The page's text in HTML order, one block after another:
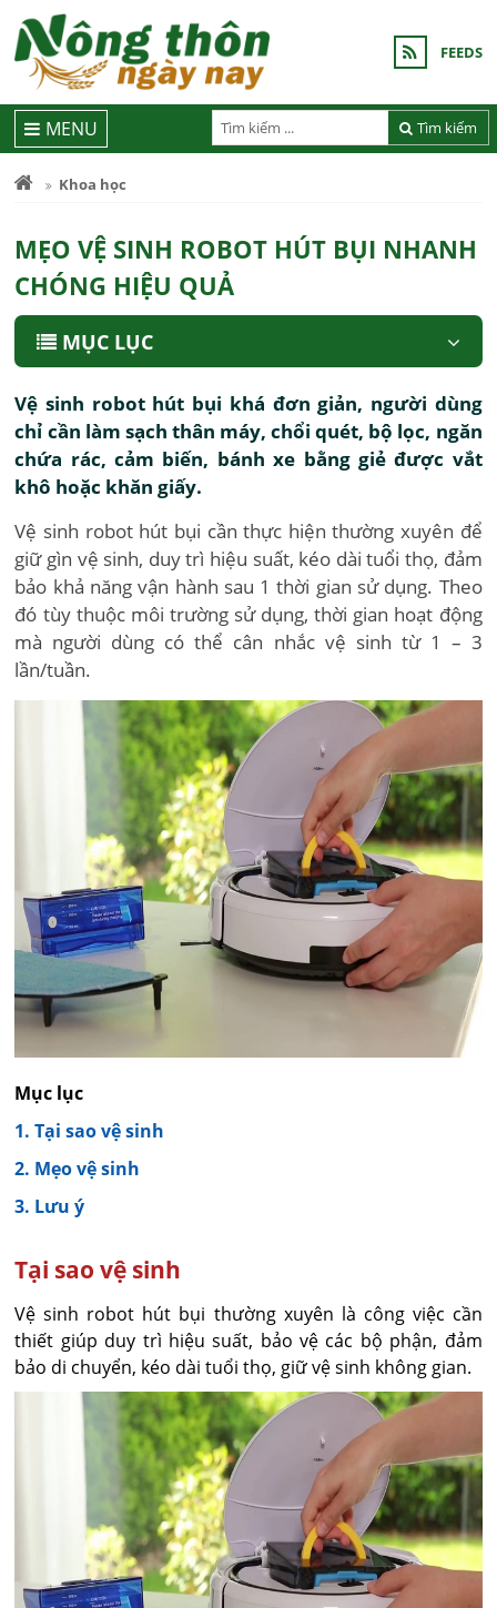
FEEDS
Tìm kiếm
MENU
Khoa học
MẸO VỆ SINH ROBOT HÚT BỤI NHANH
CHÓNG HIỆU QUẢ
MỤC LỤC
Vệ sinh robot hút bụi khá đơn giản, người dùng
chỉ cần làm sạch thân máy, chổi quét, bộ lọc, ngăn
chứa rác, cảm biến, bánh xe bằng giẻ được vắt
khô hoặc khăn giấy.
Vệ sinh robot hút bụi cần thực hiện thường xuyên để
giữ gìn vệ sinh, duy trì hiệu suất, kéo dài tuổi thọ, đảm
bảo khả năng vận hành sau 1 thời gian sử dụng. Theo
đó tùy thuộc môi trường sử dụng, thời gian hoạt động
mà người dùng có thể cân nhắc vệ sinh từ 1 – 3
lần/tuần.
Mục lục
1. Tại sao vệ sinh
2. Mẹo vệ sinh
3. Lưu ý
Tại sao vệ sinh
Vệ sinh robot hút bụi thường xuyên là công việc cần
thiết giúp duy trì hiệu suất, bảo vệ các bộ phận, đảm
bảo di chuyển, kéo dài tuổi thọ, giữ vệ sinh không gian.